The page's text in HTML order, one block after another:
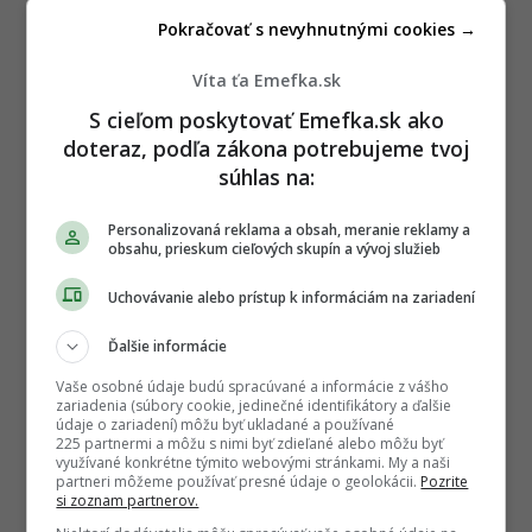
a našiel domov v troskách Charkova– sa stal
tichým symbolom odvahy a súcitu. Nehovorí
veľa o hrdinstve. Hovorí o obyčajnom ľudstve. O
tom, že aj v čase vojny môže jediný človek
priniesť svetlo – a teplú polievku – tam, kde už
dávno zhasla nádej.
Víta ťa Emefka.sk
S cieľom poskytovať Emefka.sk ako
doteraz, podľa zákona potrebujeme tvoj
súhlas na:
Personalizovaná reklama a obsah, meranie reklamy a
obsahu, prieskum cieľových skupín a vývoj služieb
Uchovávanie alebo prístup k informáciám na zariadení
Ďalšie informácie
Vaše osobné údaje budú spracúvané a informácie z vášho
zariadenia (súbory cookie, jedinečné identifikátory a ďalšie
údaje o zariadení) môžu byť ukladané a používané
225 partnermi a môžu s nimi byť zdieľané alebo môžu byť
využívané konkrétne týmito webovými stránkami. My a naši
partneri môžeme používať presné údaje o geolokácii. Pozrite
si zoznam partnerov.
Pokračovať s nevyhnutnými cookies →